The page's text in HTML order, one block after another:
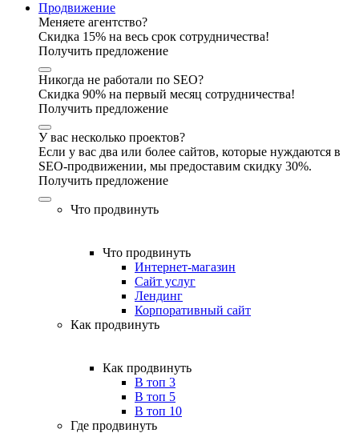
Продвижение
Меняете агентство?
Скидка 15% на весь срок сотрудничества!
Получить предложение
Никогда не работали по SEO?
Скидка 90% на первый месяц сотрудничества!
Получить предложение
У вас несколько проектов?
Если у вас два или более сайтов, которые нуждаются в
SEO-продвижении, мы предоставим скидку 30%.
Получить предложение
Что продвинуть
Что продвинуть
Интернет-магазин
Сайт услуг
Лендинг
Корпоративный сайт
Как продвинуть
Как продвинуть
В топ 3
В топ 5
В топ 10
Где продвинуть